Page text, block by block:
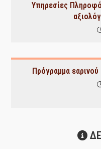
Υπηρεσίες
Πρόγραμμα